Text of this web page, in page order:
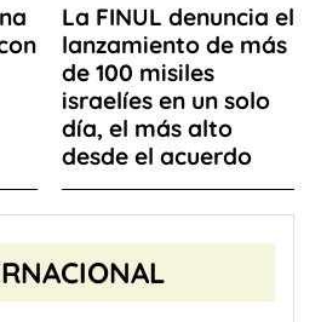
La FINUL denuncia el
lanzamiento de más
de 100 misiles
israelíes en un solo
día, el más alto
desde el acuerdo